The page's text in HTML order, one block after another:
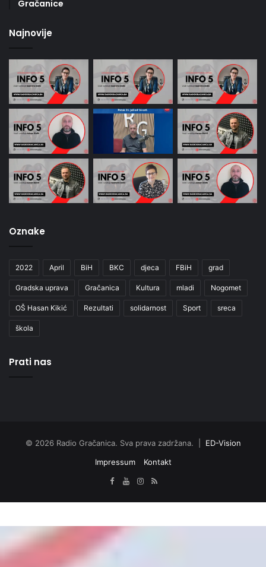
Gračanice
Najnovije
Oznake
2022 April BiH BKC djeca FBiH grad
Gradska uprava Gračanica Kultura mladi Nogomet
OŠ Hasan Kikić Rezultati solidarnost Sport sreca
škola
Prati nas
© 2026 Radio Gračanica. Sva prava zadržana. | ED-Vision
Impressum
Kontakt